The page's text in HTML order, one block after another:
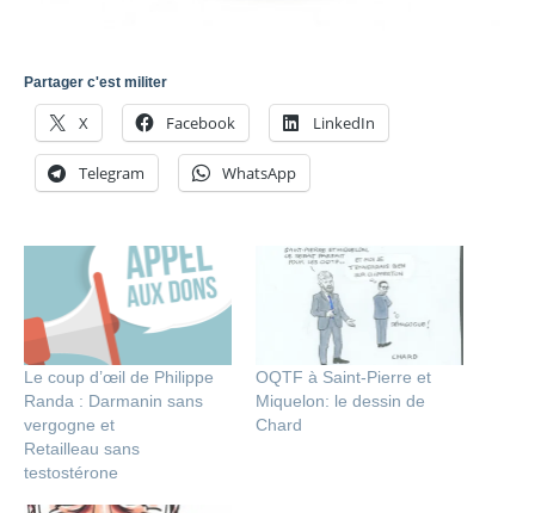
Partager c'est militer
X Facebook LinkedIn
Telegram WhatsApp
Le coup d’œil de Philippe
Randa : Darmanin sans
vergogne et
Retailleau sans
testostérone
OQTF à Saint-Pierre et
Miquelon: le dessin de
Chard